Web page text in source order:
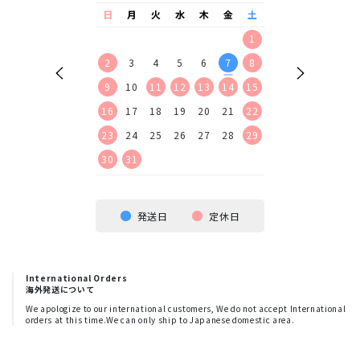
日 月 火 水 木 金
土
1
2
3 4 5 6 7
8
9
10 11 12 13 14
15
16
17 18 19 20 21
22
23
24 25 26 27 28
29
30
31
発送日 定休日
International Orders
海外発送について
We apologize to our international customers, We do not accept International
orders at this time.We can only ship to Japanese domestic area.